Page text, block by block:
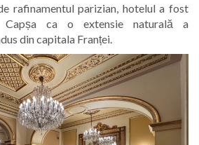
rafinamentul parizian, hotelul a fost
ca o extensie naturală a
din capitala Franței.